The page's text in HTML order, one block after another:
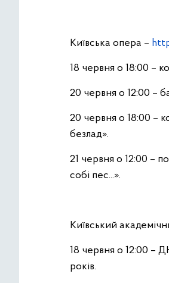
Київська опера –
18 червня о 18:00 –
20 червня о 12:00 –
20 червня о 18:00 –
безлад».
21 червня о 12:00 –
собі пес...».
Київський
18 червня о 12:00 –
років.